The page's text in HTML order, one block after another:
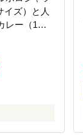
イズ）と人
レー（1